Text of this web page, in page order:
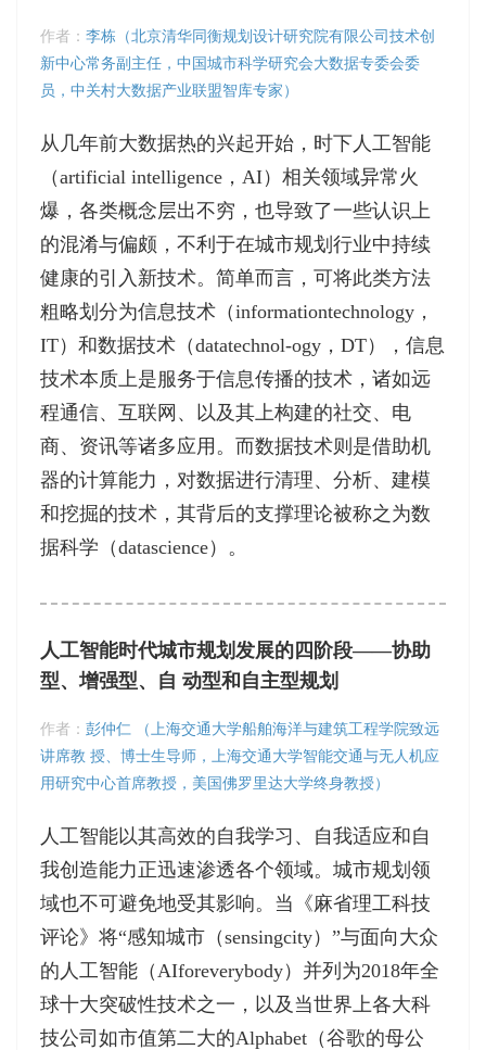
作者： 李栋（北京清华同衡规划设计研究院有限公司技术创
新中心常务副主任，中国城市科学研究会大数据专委会委
员，中关村大数据产业联盟智库专家）
从几年前大数据热的兴起开始，时下人工智能
（artificial intelligence，AI）相关领域异常火
爆，各类概念层出不穷，也导致了一些认识上
的混淆与偏颇，不利于在城市规划行业中持续
健康的引入新技术。简单而言，可将此类方法
粗略划分为信息技术（informationtechnology，
IT）和数据技术（datatechnol-ogy，DT），信息
技术本质上是服务于信息传播的技术，诸如远
程通信、互联网、以及其上构建的社交、电
商、资讯等诸多应用。而数据技术则是借助机
器的计算能力，对数据进行清理、分析、建模
和挖掘的技术，其背后的支撑理论被称之为数
据科学（datascience）。
人工智能时代城市规划发展的四阶段——协助
型、增强型、自 动型和自主型规划
作者： 彭仲仁 （上海交通大学船舶海洋与建筑工程学院致远
讲席教 授、博士生导师，上海交通大学智能交通与无人机应
用研究中心首席教授，美国佛罗里达大学终身教授）
人工智能以其高效的自我学习、自我适应和自
我创造能力正迅速渗透各个领域。城市规划领
域也不可避免地受其影响。当《麻省理工科技
评论》将“感知城市（sensingcity）”与面向大众
的人工智能（AIforeverybody）并列为2018年全
球十大突破性技术之一，以及当世界上各大科
技公司如市值第二大的Alphabet（谷歌的母公